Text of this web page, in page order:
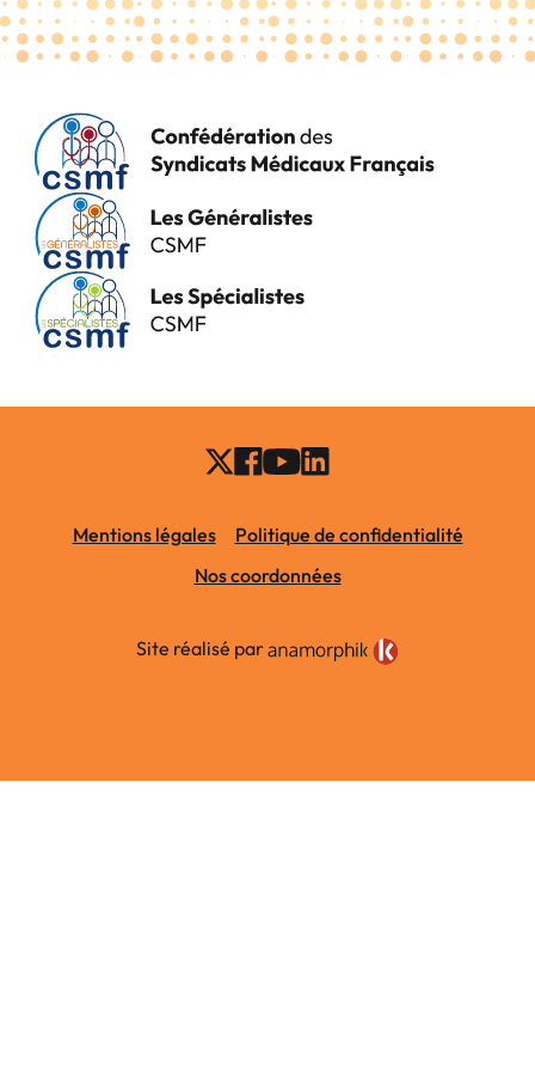
Mentions légales
Politique de confidentialité
Nos coordonnées
Site réalisé par